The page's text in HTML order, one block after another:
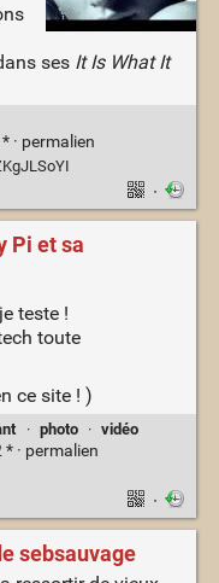
ses It Is What It
· permalien
·
Pi et sa
teste !
toute
ce site ! )
· photo · vidéo
· permalien
·
sebsauvage